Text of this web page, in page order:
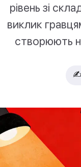
рівень зі
виклик
створюють
✍️